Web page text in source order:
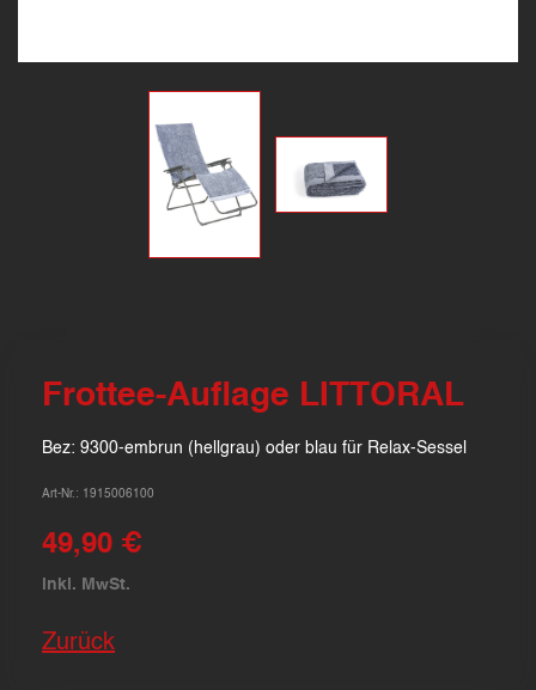
Frottee-Auflage LITTORAL
Bez: 9300-embrun (hellgrau) oder blau für Relax-Sessel
Art-Nr.: 1915006100
49,90 €
inkl. MwSt.
Zurück